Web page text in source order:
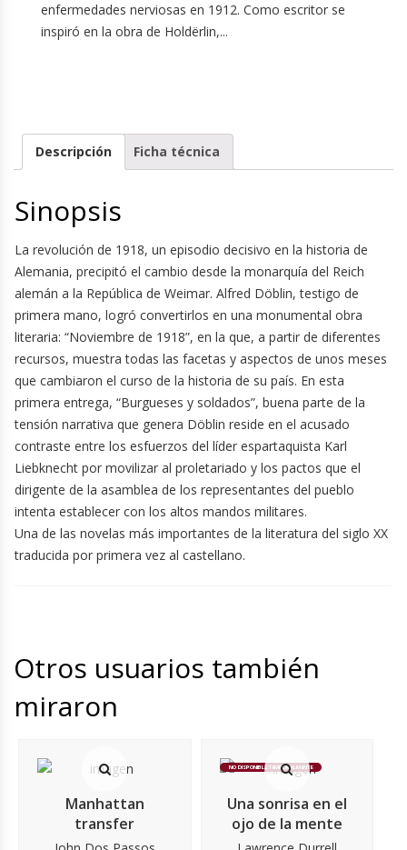
enfermedades nerviosas en 1912. Como escritor se
inspiró en la obra de Holdërlin,...
Descripción Ficha técnica
Sinopsis
La revolución de 1918, un episodio decisivo en la historia de
Alemania, precipitó el cambio desde la monarquía del Reich
alemán a la República de Weimar. Alfred Döblin, testigo de
primera mano, logró convertirlos en una monumental obra
literaria: “Noviembre de 1918”, en la que, a partir de diferentes
recursos, muestra todas las facetas y aspectos de unos meses
que cambiaron el curso de la historia de su país. En esta
primera entrega, “Burgueses y soldados”, buena parte de la
tensión narrativa que genera Döblin reside en el acusado
contraste entre los esfuerzos del líder espartaquista Karl
Liebknecht por movilizar al proletariado y los pactos que el
dirigente de la asamblea de los representantes del pueblo
intenta establecer con los altos mandos militares.
Una de las novelas más importantes de la literatura del siglo XX
traducida por primera vez al castellano.
Otros usuarios también
miraron
Manhattan
transfer
NO DISPONIBLE TEMPORALMENTE
Una sonrisa en el
ojo de la mente